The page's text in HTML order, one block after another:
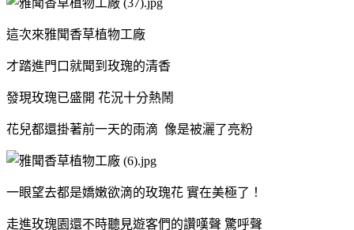
這次來雅聞香草植物工廠
才踏進門口就聞到玫瑰的清香
發現玫瑰已盛開 花況十分熱鬧
花兒都還掛著前一天的雨滴 像是被灑了亮粉
一眼望去都是嬌嫩欲滴的玫瑰花 實在美極了！
走進玫瑰園還不時聽見遊客們的讚嘆聲 驚呼聲